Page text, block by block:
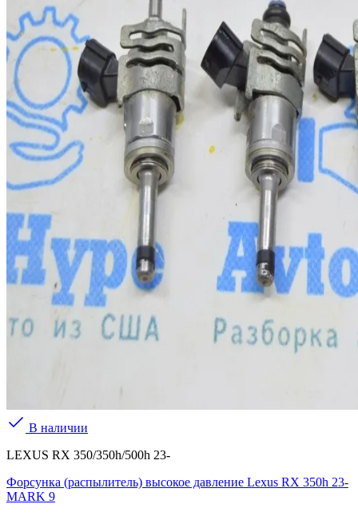
В наличии
LEXUS RX 350/350h/500h 23-
Форсунка (распылитель) высокое давление Lexus RX 350h 23-
MARK 9